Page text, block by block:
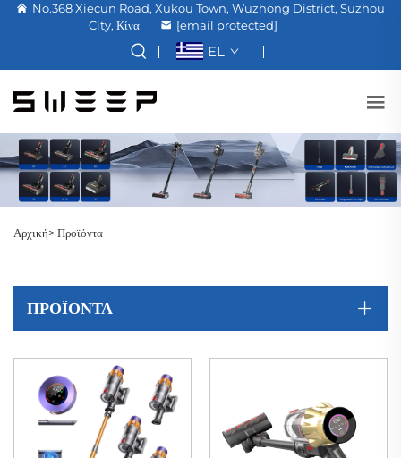
No.368 Xiecun Road, Xukou Town, Wuzhong District, Suzhou
City, Κίνα
[email protected]
EL
Αρχική>Προϊόντα
ΠΡΟΪΌΝΤΑ